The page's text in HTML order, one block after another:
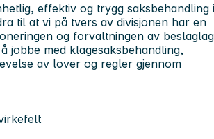
effektiv og trygg saksbehandling
til at vi på tvers av divisjonen har en
og forvaltningen av
jobbe med klagesaksbehandling,
av lover og regler gjennom